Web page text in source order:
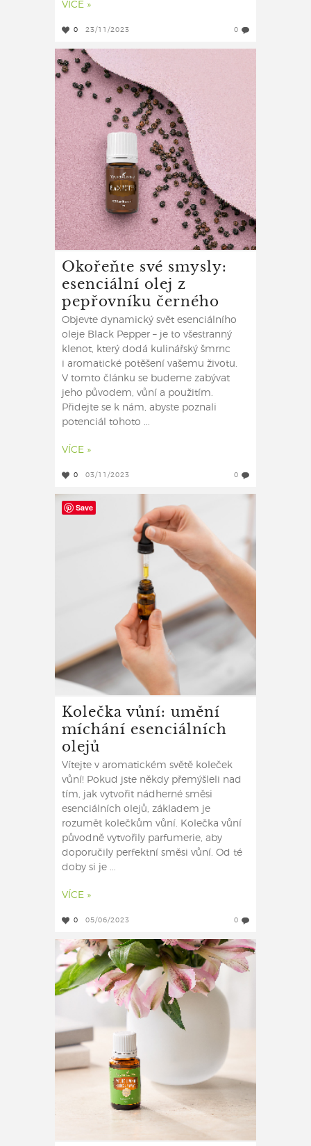
VÍCE »
0 23/11/2023 0
Okořeňte své smysly:
esenciální olej z
pepřovníku černého
Objevte dynamický svět esenciálního
oleje Black Pepper – je to všestranný
klenot, který dodá kulinářský šmrnc
i aromatické potěšení vašemu životu.
V tomto článku se budeme zabývat
jeho původem, vůní a použitím.
Přidejte se k nám, abyste poznali
potenciál tohoto ...
VÍCE »
0 03/11/2023 0
Kolečka vůní: umění
míchání esenciálních
olejů
Vítejte v aromatickém světě koleček
vůní! Pokud jste někdy přemýšleli nad
tím, jak vytvořit nádherné směsi
esenciálních olejů, základem je
rozumět kolečkům vůní. Kolečka vůní
původně vytvořily parfumerie, aby
doporučily perfektní směsi vůní. Od té
doby si je ...
VÍCE »
0 05/06/2023 0
Save